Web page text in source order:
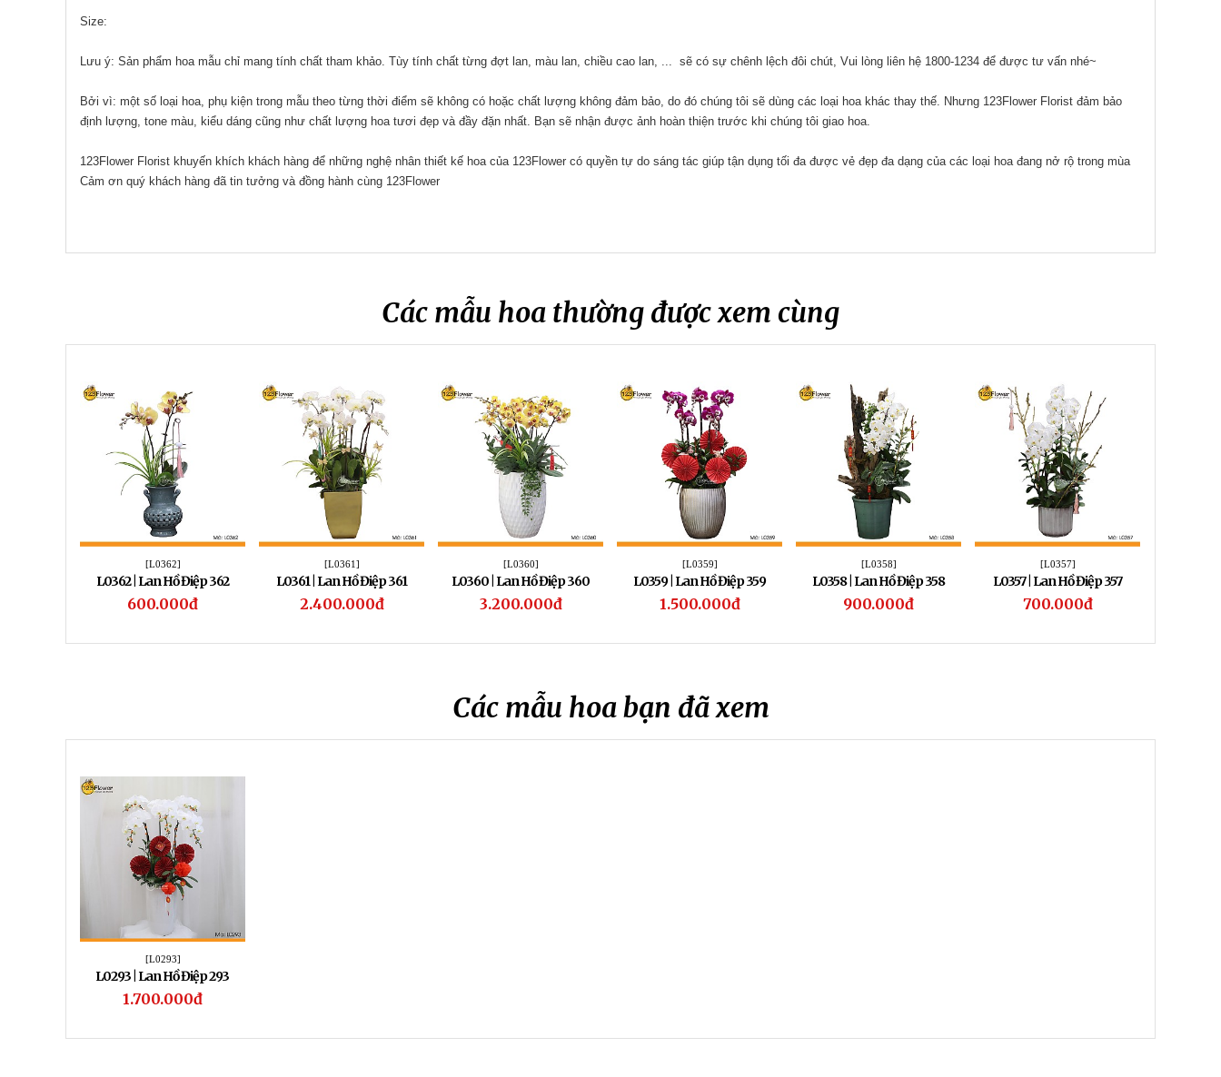
Size:
Lưu ý: Sản phẩm hoa mẫu chỉ mang tính chất tham khảo. Tùy tính chất từng đợt lan, màu lan, chiều cao lan, ... sẽ có sự chênh lệch đôi chút, Vui lòng liên hệ 1800-1234 để được tư vấn nhé~
Bởi vì: một số loại hoa, phụ kiện trong mẫu theo từng thời điểm sẽ không có hoặc chất lượng không đảm bảo, do đó chúng tôi sẽ dùng các loại hoa khác thay thế. Nhưng 123Flower Florist đảm bảo
định lượng, tone màu, kiểu dáng cũng như chất lượng hoa tươi đẹp và đầy đặn nhất. Bạn sẽ nhận được ảnh hoàn thiện trước khi chúng tôi giao hoa.
123Flower Florist khuyến khích khách hàng để những nghệ nhân thiết kế hoa của 123Flower có quyền tự do sáng tác giúp tận dụng tối đa được vẻ đẹp đa dạng của các loại hoa đang nở rộ trong mùa
Cảm ơn quý khách hàng đã tin tưởng và đồng hành cùng 123Flower
Các mẫu hoa thường được xem cùng
[L0362]
L0362 | Lan Hồ Điệp 362
600.000đ
[L0361]
L0361 | Lan Hồ Điệp 361
2.400.000đ
[L0360]
L0360 | Lan Hồ Điệp 360
3.200.000đ
[L0359]
L0359 | Lan Hồ Điệp 359
1.500.000đ
[L0358]
L0358 | Lan Hồ Điệp 358
900.000đ
[L0357]
L0357 | Lan Hồ Điệp 357
700.000đ
Các mẫu hoa bạn đã xem
[L0293]
L0293 | Lan Hồ Điệp 293
1.700.000đ